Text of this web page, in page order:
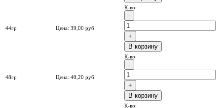
44гр Цена: 39,00 руб
К-во:
B корзину
48гр Цена: 40,20 руб
К-во:
B корзину
К-во: